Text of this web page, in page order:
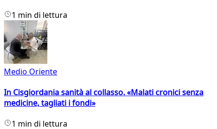
1 min di lettura
Medio Oriente
In Cisgiordania sanità al collasso. «Malati cronici senza
medicine, tagliati i fondi»
1 min di lettura